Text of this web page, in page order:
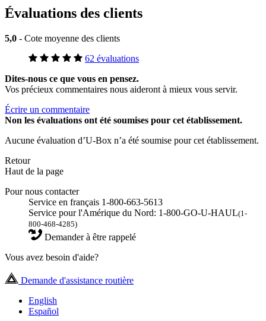
Évaluations des clients
5,0 - Cote moyenne des clients
62 évaluations
Dites-nous ce que vous en pensez.
Vos précieux commentaires nous aideront à mieux vous servir.
Écrire un commentaire
Non les évaluations ont été soumises pour cet établissement.
Aucune évaluation d’U-Box n’a été soumise pour cet établissement.
Retour
Haut de la page
Pour nous contacter
Service en français 1-800-663-5613
Service pour l'Amérique du Nord: 1-800-GO-U-HAUL(1-
800-468-4285)
Demander à être rappelé
Vous avez besoin d'aide?
Demande d'assistance routière
English
Español